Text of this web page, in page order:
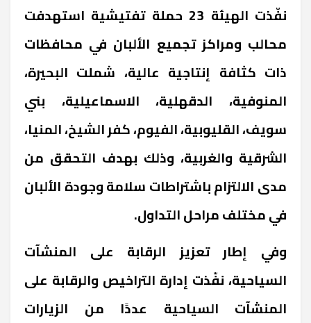
نفّذت الهيئة 23 حملة تفتيشية استهدفت
محالب ومراكز تجميع الألبان في محافظات
ذات كثافة إنتاجية عالية، شملت البحيرة،
المنوفية، الدقهلية، الاسماعيلية، بني
سويف، القليوبية، الفيوم، كفر الشيخ، المنيا،
الشرقية والغربية، وذلك بهدف التحقق من
مدى الالتزام باشتراطات سلامة وجودة الألبان
في مختلف مراحل التداول.
وفي إطار تعزيز الرقابة على المنشآت
السياحية، نفّذت إدارة التراخيص والرقابة على
المنشآت السياحية عددًا من الزيارات